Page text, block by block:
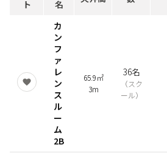
ト
名
カ
ン
フ
ァ
レ
ン
ス
ル
ー
ム
2B
65.9㎡
3m
36名
（スク
ール）